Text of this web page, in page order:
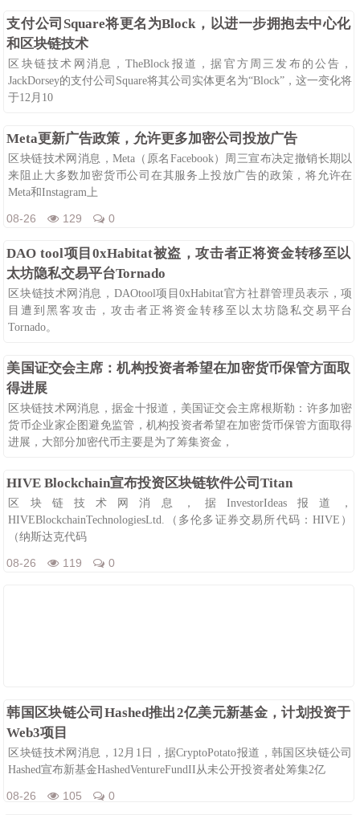
支付公司Square将更名为Block，以进一步拥抱去中心化
和区块链技术
区块链技术网消息，TheBlock报道，据官方周三发布的公告，
JackDorsey的支付公司Square将其公司实体更名为“Block”，这一变化将
于12月10
Meta更新广告政策，允许更多加密公司投放广告
区块链技术网消息，Meta（原名Facebook）周三宣布决定撤销长期以
来阻止大多数加密货币公司在其服务上投放广告的政策，将允许在
Meta和Instagram上
08-26 129 0
DAO tool项目0xHabitat被盗，攻击者正将资金转移至以
太坊隐私交易平台Tornado
区块链技术网消息，DAOtool项目0xHabitat官方社群管理员表示，项
目遭到黑客攻击，攻击者正将资金转移至以太坊隐私交易平台
Tornado。
美国证交会主席：机构投资者希望在加密货币保管方面取
得进展
区块链技术网消息，据金十报道，美国证交会主席根斯勒：许多加密
货币企业家企图避免监管，机构投资者希望在加密货币保管方面取得
进展，大部分加密代币主要是为了筹集资金，
HIVE Blockchain宣布投资区块链软件公司Titan
区块链技术网消息，据InvestorIdeas报道，
HIVEBlockchainTechnologiesLtd.（多伦多证券交易所代码：HIVE）
（纳斯达克代码
08-26 119 0
韩国区块链公司Hashed推出2亿美元新基金，计划投资于
Web3项目
区块链技术网消息，12月1日，据CryptoPotato报道，韩国区块链公司
Hashed宣布新基金HashedVentureFundII从未公开投资者处筹集2亿
08-26 105 0